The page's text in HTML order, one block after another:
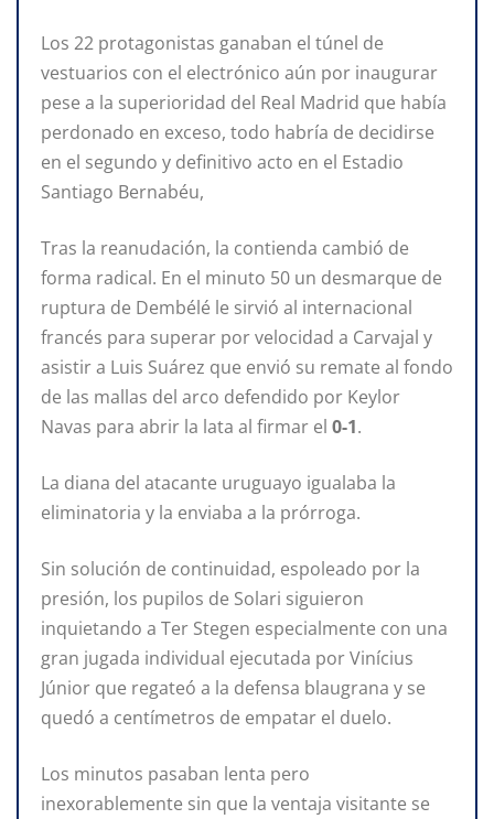
Los 22 protagonistas ganaban el túnel de
vestuarios con el electrónico aún por inaugurar
pese a la superioridad del Real Madrid que había
perdonado en exceso, todo habría de decidirse
en el segundo y definitivo acto en el Estadio
Santiago Bernabéu,
Tras la reanudación, la contienda cambió de
forma radical. En el minuto 50 un desmarque de
ruptura de Dembélé le sirvió al internacional
francés para superar por velocidad a Carvajal y
asistir a Luis Suárez que envió su remate al fondo
de las mallas del arco defendido por Keylor
Navas para abrir la lata al firmar el 0-1.
La diana del atacante uruguayo igualaba la
eliminatoria y la enviaba a la prórroga.
Sin solución de continuidad, espoleado por la
presión, los pupilos de Solari siguieron
inquietando a Ter Stegen especialmente con una
gran jugada individual ejecutada por Vinícius
Júnior que regateó a la defensa blaugrana y se
quedó a centímetros de empatar el duelo.
Los minutos pasaban lenta pero
inexorablemente sin que la ventaja visitante se